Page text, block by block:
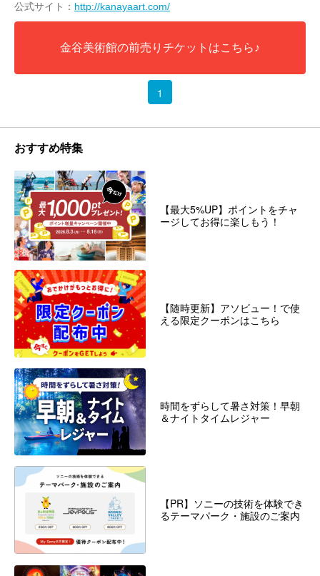
公式サイト： http://kanayaart.com/
金谷美術館の前売りチケットはこちら♪
1
おすすめ特集
【最大5%UP】ポイントをチャ
ージしてお得に楽しもう！
【随時更新】アソビュー！で使
える限定クーポンはこちら
時間をずらして暑さ対策！早朝
＆ナイトタイムレジャー
【PR】ソニーの技術を体験でき
るテーマパーク・施設のご案内